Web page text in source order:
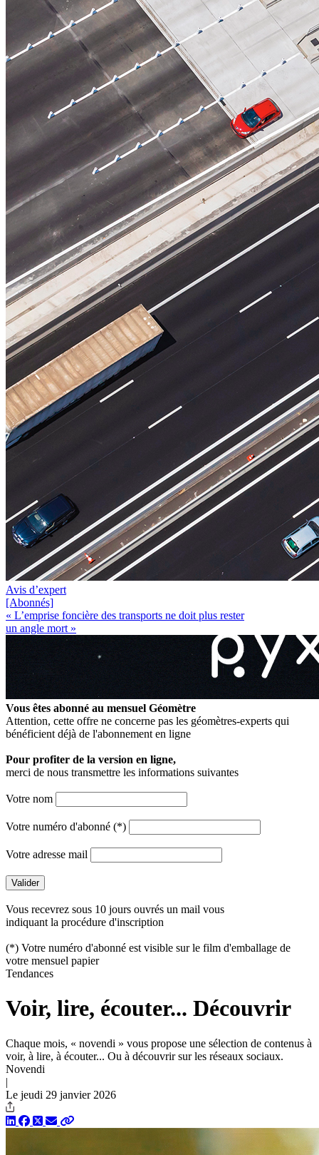
Avis d’expert
[Abonnés]
« L’emprise foncière des transports ne doit plus rester
un angle mort »
Vous êtes abonné au mensuel Géomètre
Attention, cette offre ne concerne pas les géomètres-experts qui
bénéficient déjà de l'abonnement en ligne
Pour profiter de la version en ligne,
merci de nous transmettre les informations suivantes
Votre nom
Votre numéro d'abonné (*)
Votre adresse mail
Vous recevrez sous 10 jours ouvrés un mail vous
indiquant la procédure d'inscription
(*) Votre numéro d'abonné est visible sur le film d'emballage de
votre mensuel papier
Tendances
Voir, lire, écouter... Découvrir
Chaque mois, « novendi » vous propose une sélection de contenus à
voir, à lire, à écouter... Ou à découvrir sur les réseaux sociaux.
Novendi
|
Le jeudi 29 janvier 2026